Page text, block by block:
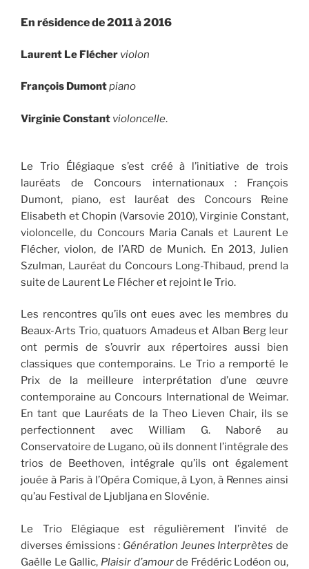
En résidence de 2011 à 2016
Laurent Le Flécher violon
François Dumontpiano
Virginie Constant violoncelle.
Le Trio Élégiaque s’est créé à l’initiative de trois
lauréats de Concours internationaux : François
Dumont, piano, est lauréat des Concours Reine
Elisabeth et Chopin (Varsovie 2010), Virginie Constant,
violoncelle, du Concours Maria Canals et Laurent Le
Flécher, violon, de l’ARD de Munich. En 2013, Julien
Szulman, Lauréat du Concours Long-Thibaud, prend la
suite de Laurent Le Flécher et rejoint le Trio.
Les rencontres qu’ils ont eues avec les membres du
Beaux-Arts Trio, quatuors Amadeus et Alban Berg leur
ont permis de s’ouvrir aux répertoires aussi bien
classiques que contemporains. Le Trio a remporté le
Prix de la meilleure interprétation d’une œuvre
contemporaine au Concours International de Weimar.
En tant que Lauréats de la Theo Lieven Chair, ils se
perfectionnent avec William G. Naboré au
Conservatoire de Lugano, où ils donnent l’intégrale des
trios de Beethoven, intégrale qu’ils ont également
jouée à Paris à l’Opéra Comique, à Lyon, à Rennes ainsi
qu’au Festival de Ljubljana en Slovénie.
Le Trio Elégiaque est régulièrement l’invité de
diverses émissions : Génération Jeunes Interprètes de
Gaëlle Le Gallic, Plaisir d’amourde Frédéric Lodéon ou,